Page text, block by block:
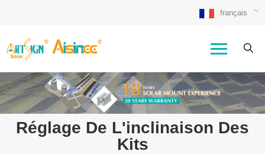
français
Réglage De L'inclinaison Des
Kits